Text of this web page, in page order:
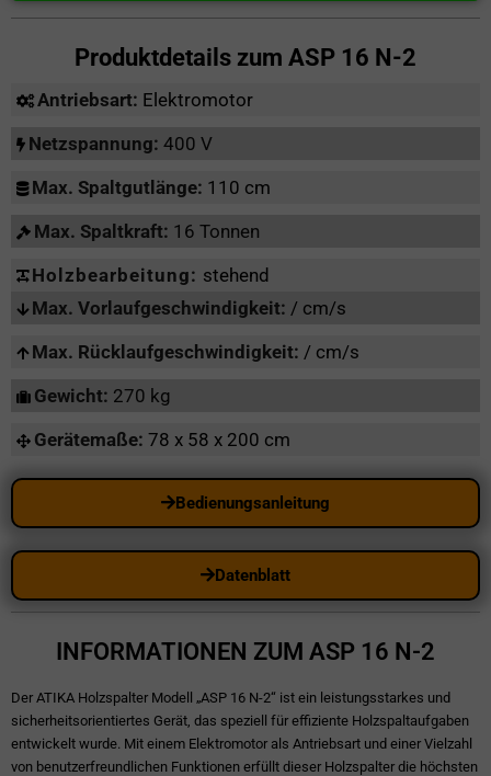
Produktdetails zum ASP 16 N-2
Antriebsart: Elektromotor
Netzspannung: 400 V
Max. Spaltgutlänge: 110 cm
Max. Spaltkraft: 16 Tonnen
Holzbearbeitung: stehend
Max. Vorlaufgeschwindigkeit: / cm/s
Max. Rücklaufgeschwindigkeit: / cm/s
Gewicht: 270 kg
Gerätemaße: 78 x 58 x 200 cm
Bedienungsanleitung
Datenblatt
INFORMATIONEN ZUM ASP 16 N-2
Der ATIKA Holzspalter Modell „ASP 16 N-2“ ist ein leistungsstarkes und
sicherheitsorientiertes Gerät, das speziell für effiziente Holzspaltaufgaben
entwickelt wurde. Mit einem Elektromotor als Antriebsart und einer Vielzahl
von benutzerfreundlichen Funktionen erfüllt dieser Holzspalter die höchsten